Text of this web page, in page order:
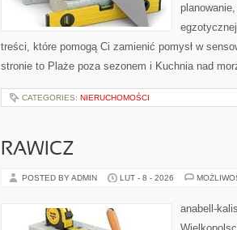
treści, które pomogą Ci zamienić pomysł w
stronie to Plaże poza sezonem i Kuchnia nad
CATEGORIES: NIERUCHOMOŚCI
RAWICZ
POSTED BY ADMIN LUT - 8 - 2026
anabell-